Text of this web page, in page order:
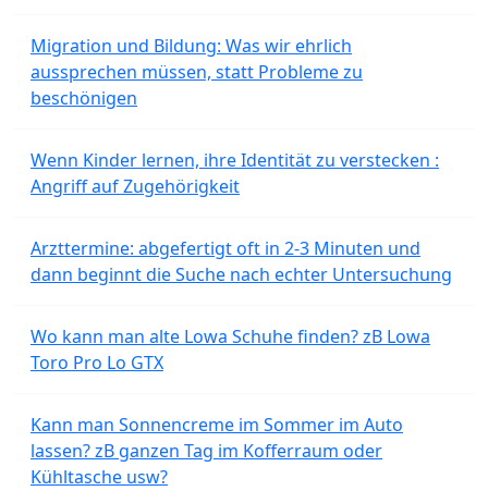
Migration und Bildung: Was wir ehrlich
aussprechen müssen, statt Probleme zu
beschönigen
Wenn Kinder lernen, ihre Identität zu verstecken :
Angriff auf Zugehörigkeit
Arzttermine: abgefertigt oft in 2-3 Minuten und
dann beginnt die Suche nach echter Untersuchung
Wo kann man alte Lowa Schuhe finden? zB Lowa
Toro Pro Lo GTX
Kann man Sonnencreme im Sommer im Auto
lassen? zB ganzen Tag im Kofferraum oder
Kühltasche usw?